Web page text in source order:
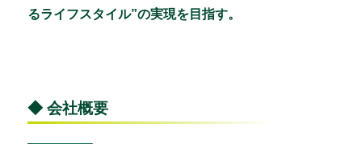
るライフスタイル”の実現を目指す。
◆ 会社概要